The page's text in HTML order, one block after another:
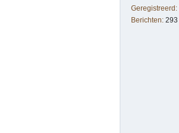
Geregistreerd:
Berichten: 293